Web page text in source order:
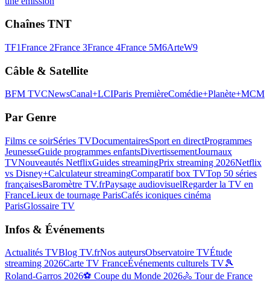
Chaînes TNT
TF1France 2France 3France 4France 5M6ArteW9
Câble & Satellite
BFM TVCNewsCanal+LCIParis PremièreComédie+Planète+MCM
Par Genre
Films ce soirSéries TVDocumentairesSport en directProgrammes
JeunesseGuide programmes enfantsDivertissementJournaux
TVNouveautés NetflixGuides streamingPrix streaming 2026Netflix
vs Disney+Calculateur streamingComparatif box TVTop 50 séries
françaisesBaromètre TV.frPaysage audiovisuelRegarder la TV en
FranceLieux de tournage ParisCafés iconiques cinéma
ParisGlossaire TV
Infos & Événements
Actualités TVBlog TV.frNos auteursObservatoire TVÉtude
streaming 2026Carte TV FranceÉvénements culturels TV🎾
Roland-Garros 2026⚽ Coupe du Monde 2026🚴 Tour de France